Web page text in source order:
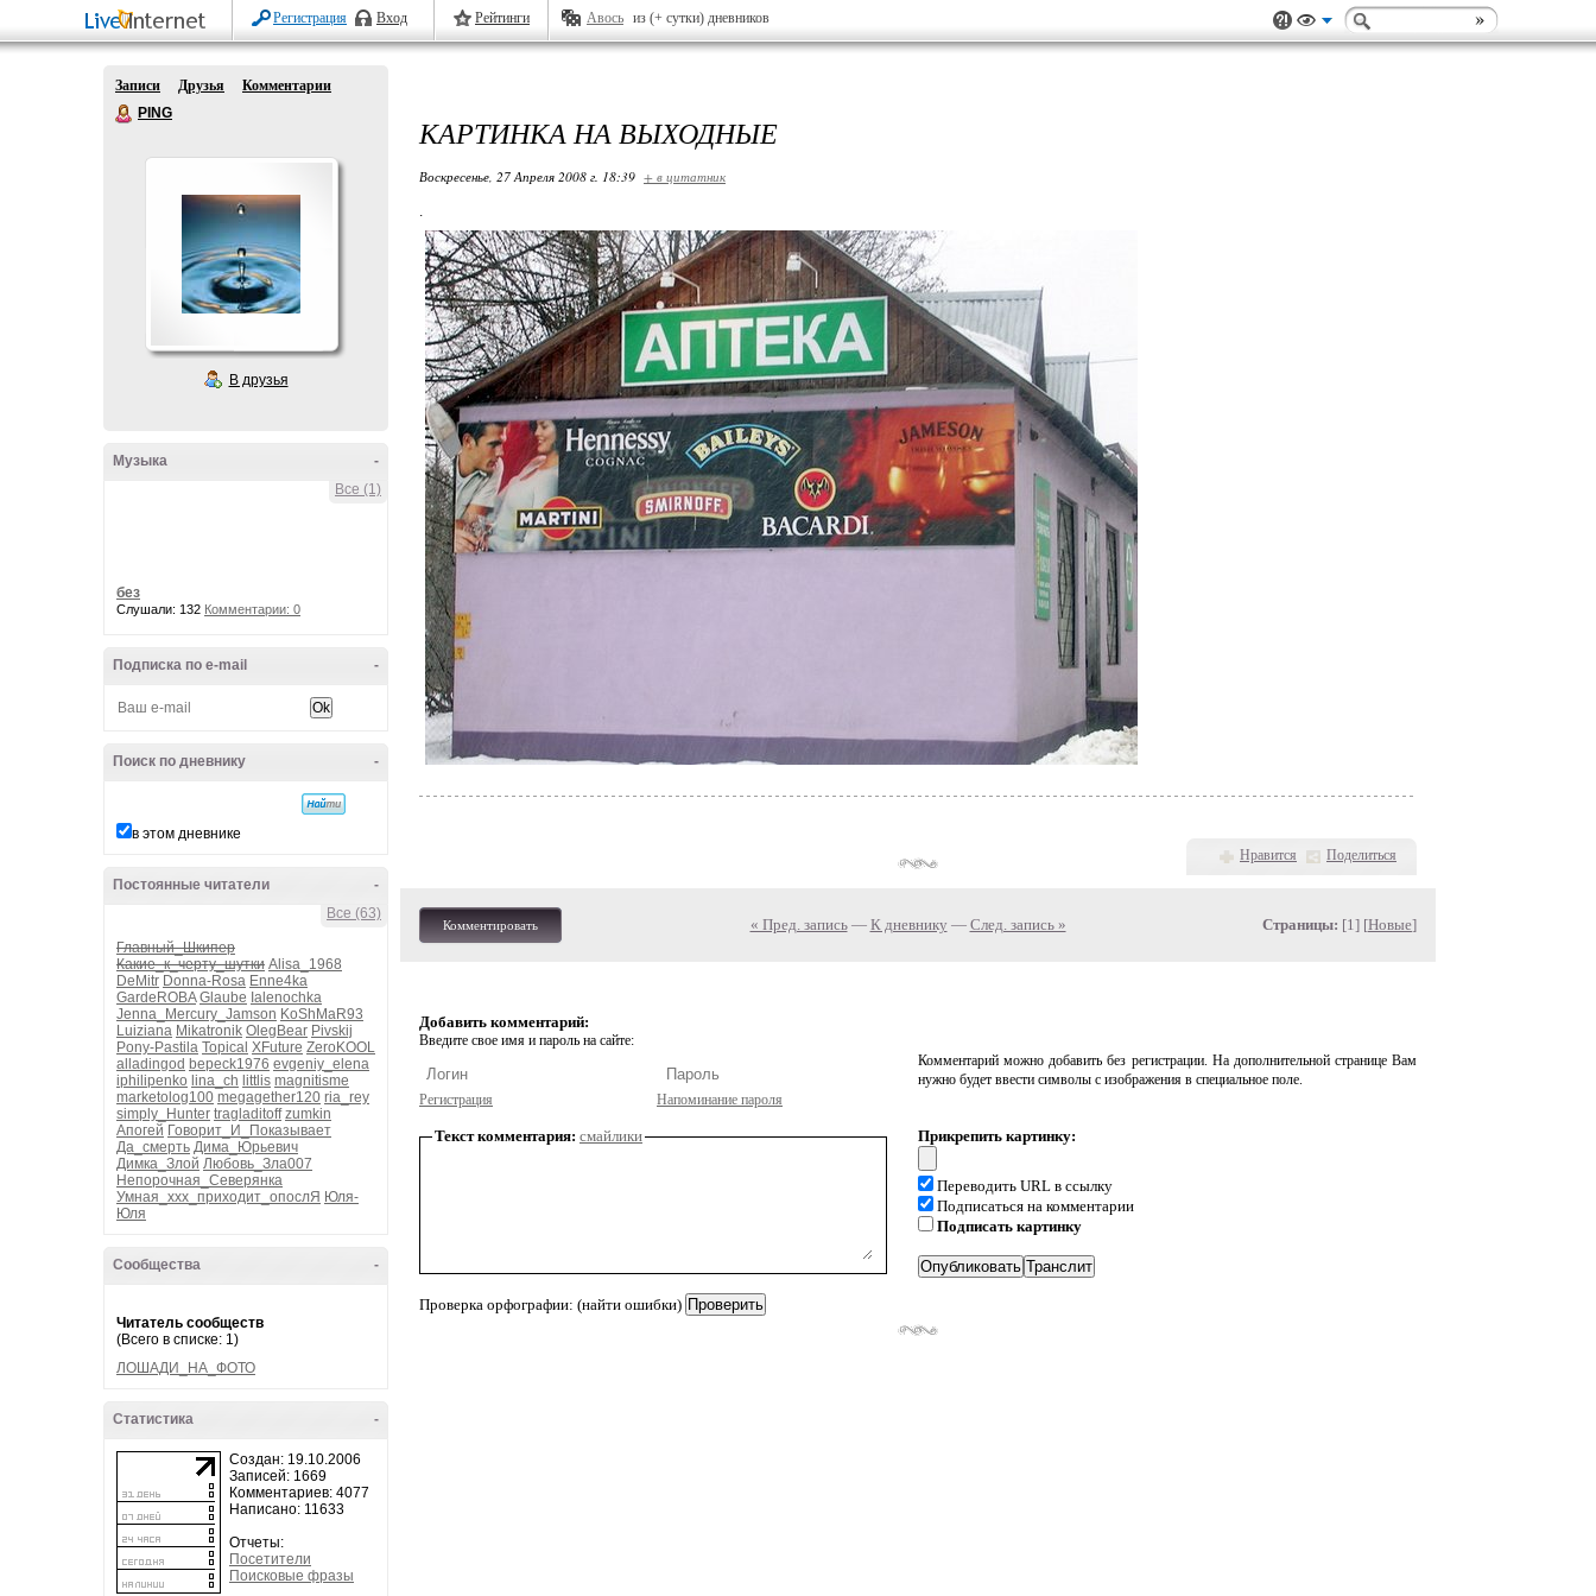
Регистрация Вход Рейтинги Авось из (+ сутки) дневников
Записи Друзья
Комментарии
PING
В друзья
-
Музыка
Все (1)
без
Слушали: 132 Комментарии: 0
-
Подписка по e-mail
-
Поиск по дневнику
в этом дневнике
-
Постоянные читатели
Все (63)
Главный_Шкипер
Какие_к_черту_шутки Alisa_1968
DeMitr Donna-Rosa Enne4ka
GardeROBA Glaube Ialenochka
Jenna_Mercury_Jamson KoShMaR93
Luiziana Mikatronik OlegBear Pivskij
Pony-Pastila Topical XFuture ZeroKOOL
alladingod bepeck1976 evgeniy_elena
iphilipenko lina_ch littlis magnitisme
marketolog100 megagether120 ria_rey
simply_Hunter tragladitoff zumkin
Апогей Говорит_И_Показывает
Да_смерть Дима_Юрьевич
Димка_Злой Любовь_Зла007
Непорочная_Северянка
Умная_ххх_приходит_опослЯ Юля-
Юля
-
Сообщества
Читатель сообществ
(Всего в списке: 1)
ЛОШАДИ_НА_ФОТО
-
Статистика
Создан: 19.10.2006
Записей: 1669
Комментариев: 4077
Написано: 11633
Отчеты:
Посетители
Поисковые фразы
КАРТИНКА НА ВЫХОДНЫЕ
Воскресенье, 27 Апреля 2008 г. 18:39 + в цитатник
.
Нравится Поделиться
Комментировать « Пред. запись— К дневнику — След. запись » Страницы: [1] [Новые]
Добавить комментарий:
Введите свое имя и пароль на сайте:
Регистрация Напоминание пароля
Комментарий можно добавить без регистрации. На дополнительной странице Вам
нужно будет ввести символы с изображения в специальное поле.
Текст комментария: смайлики
Проверка орфографии: (найти ошибки)
Прикрепить картинку:
Переводить URL в ссылку
Подписаться на комментарии
Подписать картинку